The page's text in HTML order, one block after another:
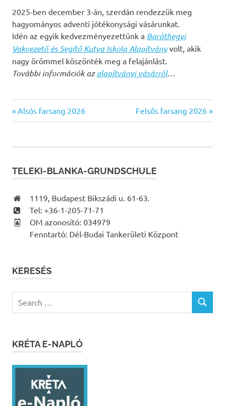
2025-ben december 3-án, szerdán rendezzük meg
hagyományos adventi jótékonysági vásárunkat.
Idén az egyik kedvezményezettünk a Baráthegyi
Vakvezető és Segítő Kutya Iskola Alapítványvolt, akik
nagy örömmel köszönték meg a felajánlást.
További információk azalapítványi vásárról…
Bejegyzés
Previous
Post:
Alsós farsang 2026
Next
Post:
Felsős farsang 2026
TELEKI-BLANKA-GRUNDSCHULE
1119, Budapest Bikszádi u. 61-63.
Tel: +36-1-205-71-71
OM azonosító: 034979
Fenntartó: Dél-Budai Tankerületi Központ
KERESÉS
for:
SEARCH
KRÉTA E-NAPLÓ